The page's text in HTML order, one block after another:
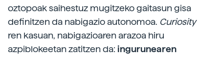
oztopoak saihestuz mugitzeko gaitasun gisa
definitzen da nabigazio autonomoa. Curiosity
ren kasuan, nabigazioaren arazoa hiru
azpiblokeetan zatitzen da: ingurunearen